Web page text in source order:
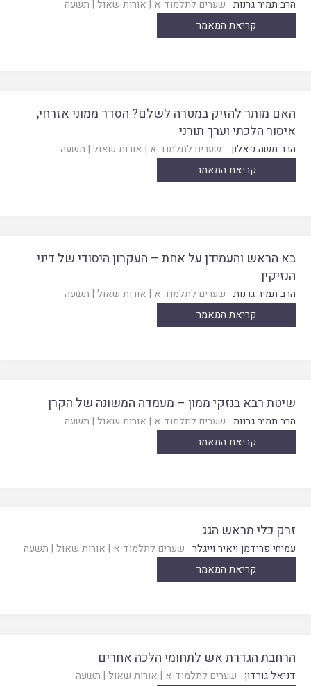
הרב תמיר גרנות שערים לתלמוד א | אורות שאול | תשעה
קריאת המאמר
האם מותר להזיק במטרה לשלם? הסדר ממוני אזרחי,
איסור הלכתי וערך תורני
הרב משה פאלוך שערים לתלמוד א | אורות שאול | תשעה
קריאת המאמר
בא הראש והעמידן על אחת – העקרון היסודי של דיני
הנזיקין
הרב תמיר גרנות שערים לתלמוד א | אורות שאול | תשעה
קריאת המאמר
שיטת רבא בנזקי ממון – מעמדה המשונה של הקרן
הרב תמיר גרנות שערים לתלמוד א | אורות שאול | תשעה
קריאת המאמר
זרק כלי מראש הגג
עמיחי פרידמן ויאיר וייגלר שערים לתלמוד א | אורות שאול | תשעה
קריאת המאמר
הרחבת הגדרת אש לתחומי הלכה אחרים
דניאל גורדון שערים לתלמוד א | אורות שאול | תשעה